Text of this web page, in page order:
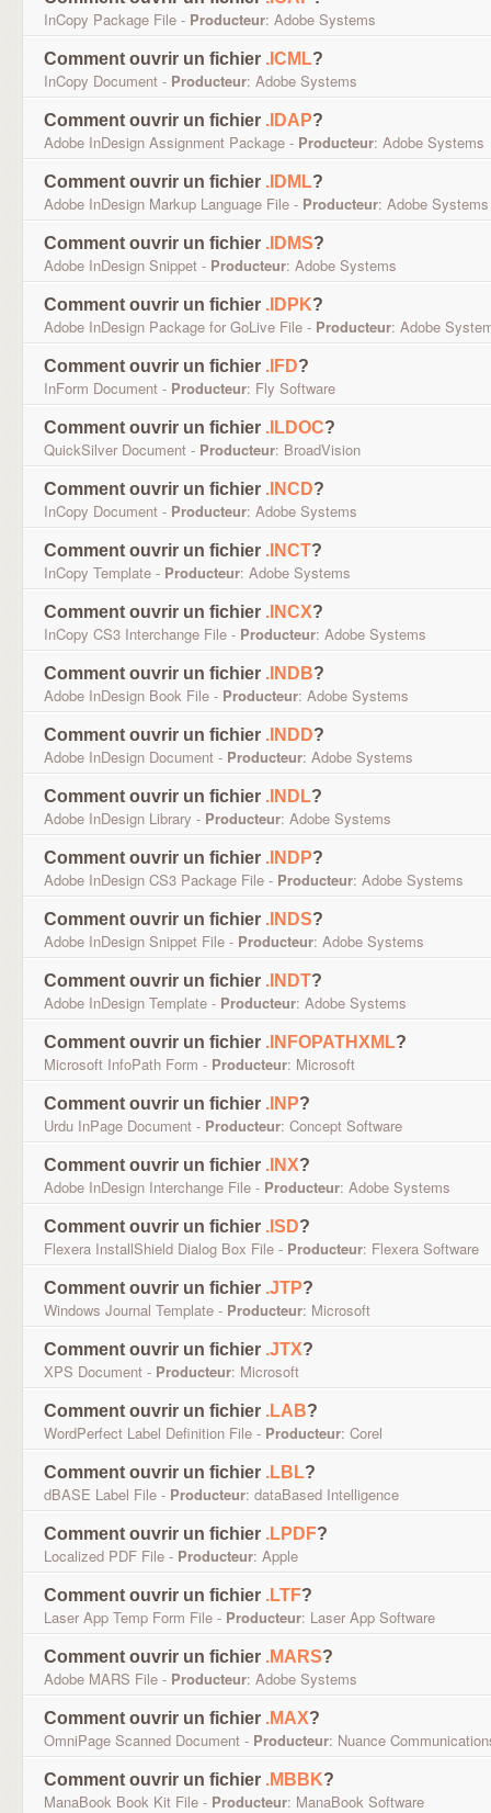
InCopy Package File - Producteur: Adobe Systems
Comment ouvrir un fichier .ICML?
InCopy Document - Producteur: Adobe Systems
Comment ouvrir un fichier .IDAP?
Adobe InDesign Assignment Package - Producteur: Adobe Systems
Comment ouvrir un fichier .IDML?
Adobe InDesign Markup Language File - Producteur: Adobe Systems
Comment ouvrir un fichier .IDMS?
Adobe InDesign Snippet - Producteur: Adobe Systems
Comment ouvrir un fichier .IDPK?
Adobe InDesign Package for GoLive File - Producteur: Adobe
Comment ouvrir un fichier .IFD?
InForm Document - Producteur: Fly Software
Comment ouvrir un fichier .ILDOC?
QuickSilver Document - Producteur: BroadVision
Comment ouvrir un fichier .INCD?
InCopy Document - Producteur: Adobe Systems
Comment ouvrir un fichier .INCT?
InCopy Template - Producteur: Adobe Systems
Comment ouvrir un fichier .INCX?
InCopy CS3 Interchange File - Producteur: Adobe Systems
Comment ouvrir un fichier .INDB?
Adobe InDesign Book File - Producteur: Adobe Systems
Comment ouvrir un fichier .INDD?
Adobe InDesign Document - Producteur: Adobe Systems
Comment ouvrir un fichier .INDL?
Adobe InDesign Library - Producteur: Adobe Systems
Comment ouvrir un fichier .INDP?
Adobe InDesign CS3 Package File - Producteur: Adobe Systems
Comment ouvrir un fichier .INDS?
Adobe InDesign Snippet File - Producteur: Adobe Systems
Comment ouvrir un fichier .INDT?
Adobe InDesign Template - Producteur: Adobe Systems
Comment ouvrir un fichier .INFOPATHXML?
Microsoft InfoPath Form - Producteur: Microsoft
Comment ouvrir un fichier .INP?
Urdu InPage Document - Producteur: Concept Software
Comment ouvrir un fichier .INX?
Adobe InDesign Interchange File - Producteur: Adobe Systems
Comment ouvrir un fichier .ISD?
Flexera InstallShield Dialog Box File - Producteur: Flexera Software
Comment ouvrir un fichier .JTP?
Windows Journal Template - Producteur: Microsoft
Comment ouvrir un fichier .JTX?
XPS Document - Producteur: Microsoft
Comment ouvrir un fichier .LAB?
WordPerfect Label Definition File - Producteur: Corel
Comment ouvrir un fichier .LBL?
dBASE Label File - Producteur: dataBased Intelligence
Comment ouvrir un fichier .LPDF?
Localized PDF File - Producteur: Apple
Comment ouvrir un fichier .LTF?
Laser App Temp Form File - Producteur: Laser App Software
Comment ouvrir un fichier .MARS?
Adobe MARS File - Producteur: Adobe Systems
Comment ouvrir un fichier .MAX?
OmniPage Scanned Document - Producteur: Nuance
Comment ouvrir un fichier .MBBK?
ManaBook Book Kit File - Producteur: ManaBook Software